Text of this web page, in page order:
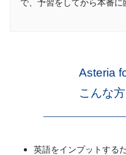
Asteria
こんな
英語をインプットする